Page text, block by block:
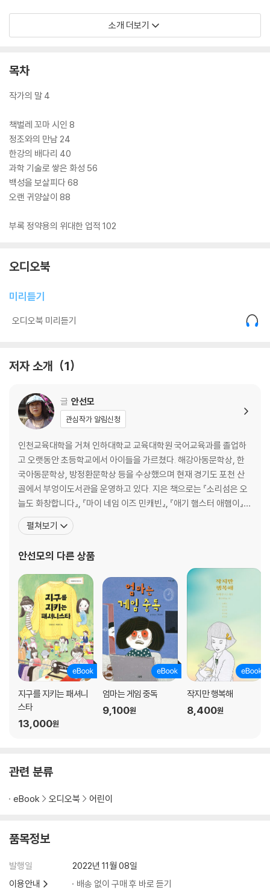
‘저학년 첫 역사 인물’ 시리즈의 첫 번째 권인 『궁금해요, 장영실』, 두 번째
권인 『궁금해요, 신사임당』에 이어 이번에 새로 나온 세 번째권은 『궁금해
로 널리 알려진 정약용은, 나라와 백성을 사랑한 실학자이자 개혁가입니
소개 더보기
목차
작가의 말 4
책벌레 꼬마 시인 8
정조와의 만남 24
한강의 배다리 40
과학 기술로 쌓은 화성 56
백성을 보살피다 68
오랜 귀양살이 88
부록 정약용의 위대한 업적 102
오디오북
미리듣기
오디오북 미리듣기
저자 소개 1
글 안선모
관심작가 알림신청
인천교육대학을 거쳐 인하대학교 교육대학원 국어교육과를 졸업하
고 오랫동안 초등학교에서 아이들을 가르쳤다. 해강아동문학상, 한
국아동문학상, 방정환문학상 등을 수상했으며 현재 경기도 포천 산
골에서 부엉이도서관을 운영하고 있다. 지은 책으로는 『소리섬은 오
늘도 화창합니다』, 『마이 네임 이즈 민캐빈』, 『애기 햄스터 애햄이』,
『날개 달린 휠체어』, 『우당탕탕 2학년 3반』, 『보물단지 내 동생』, 『은
이에게 아빠가 생겼어요!』, 『으라차차, 시골뜨기 나가신다!』, 『코로
위대한 여름』 등이 있다. 2015 개정
펼쳐보기
안선모의 다른 상품
지구를 지키는 패셔니
스타
13,000원
엄마는 게임 중독
9,100원
작지만 행복해
8,400원
관련 분류
eBook 오디오북 어린이
품목정보
발행일
2022년 11월 08일
이용안내
배송 없이 구매 후 바로 듣기